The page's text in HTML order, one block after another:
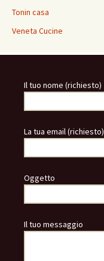
Tonin casa
Veneta Cucine
Il tuo nome (richiesto)
La tua email (richiesto)
Oggetto
Il tuo messaggio